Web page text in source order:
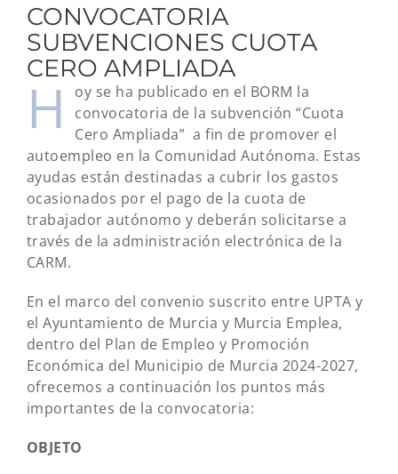
CONVOCATORIA
SUBVENCIONES CUOTA
CERO AMPLIADA
H
oy se ha publicado en el BORM la
convocatoria de la subvención “Cuota
Cero Ampliada” a fin de promover el
autoempleo en la Comunidad Autónoma. Estas
ayudas están destinadas a cubrir los gastos
ocasionados por el pago de la cuota de
trabajador autónomo y deberán solicitarse a
través de la administración electrónica de la
CARM.
En el marco del convenio suscrito entre UPTA y
el Ayuntamiento de Murcia y Murcia Emplea,
dentro del Plan de Empleo y Promoción
Económica del Municipio de Murcia 2024-2027,
ofrecemos a continuación los puntos más
importantes de la convocatoria:
OBJETO